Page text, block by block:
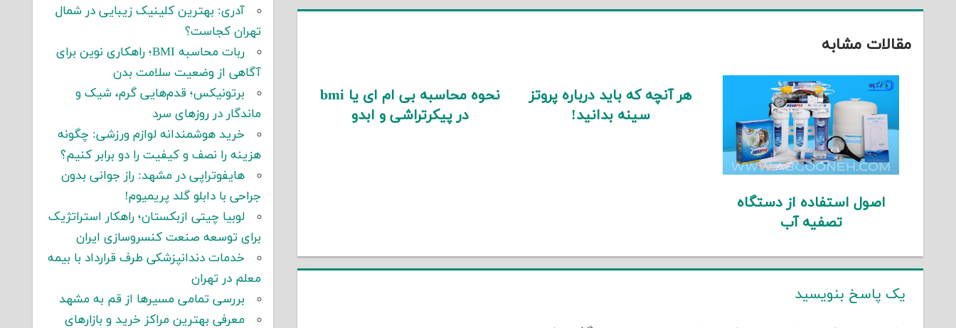
مقالات مشابه
اصول استفاده از دستگاه
تصفیه آب
هر آنچه که باید درباره پروتز
سینه بدانید!
نحوه محاسبه بی ام ای یا bmi
در پیکرتراشی و ابدو
یک پاسخ بنویسید
آدری: بهترین کلینیک زیبایی در شمال
تهران کجاست؟
ربات محاسبه BMI؛ راهکاری نوین برای
آگاهی از وضعیت سلامت بدن
برتونیکس؛ قدم‌هایی گرم، شیک و
ماندگار در روزهای سرد
خرید هوشمندانه لوازم ورزشی: چگونه
هزینه را نصف و کیفیت را دو برابر کنیم؟
هایفوتراپی در مشهد: راز جوانی بدون
جراحی با دابلو گلد پریمیوم!
لوبیا چیتی ازبکستان؛ راهکار استراتژیک
برای توسعه صنعت کنسروسازی ایران
خدمات دندانپزشکی طرف قرارداد با بیمه
معلم در تهران
بررسی تمامی مسیرها از قم به مشهد
معرفی بهترین مراکز خرید و بازارهای